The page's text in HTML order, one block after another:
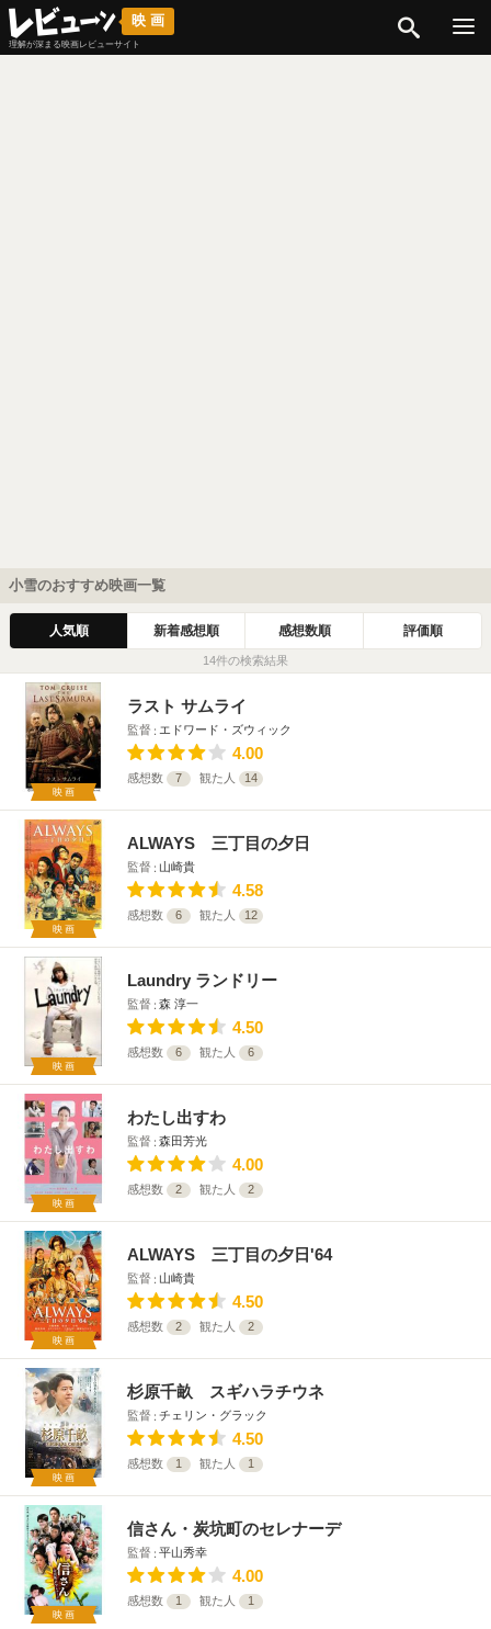
映画
理解が深まる映画レビューサイト
小雪のおすすめ映画一覧
人気順 新着感想順 感想数順 評価順
14件の検索結果
映画
ラスト サムライ
監督 エドワード・ズウィック
4.00
感想数 7 観た人 14
映画
ALWAYS 三丁目の夕日
監督 山崎貴
4.58
感想数 6 観た人 12
映画
Laundry ランドリー
監督 森 淳一
4.50
感想数 6 観た人 6
映画
わたし出すわ
監督 森田芳光
4.00
感想数 2 観た人 2
映画
ALWAYS 三丁目の夕日'64
監督 山崎貴
4.50
感想数 2 観た人 2
映画
杉原千畝 スギハラチウネ
監督 チェリン・グラック
4.50
感想数 1 観た人 1
映画
信さん・炭坑町のセレナーデ
監督 平山秀幸
4.00
感想数 1 観た人 1